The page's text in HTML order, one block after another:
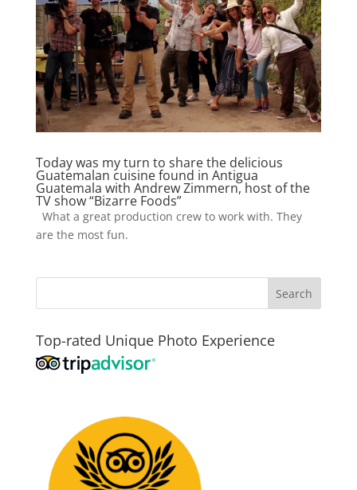
Today was my turn to share the delicious
Guatemalan cuisine found in Antigua
Guatemala with Andrew Zimmern, host of the
TV show “Bizarre Foods”
What a great production crew to work with. They
are the most fun.
Top-rated Unique Photo Experience